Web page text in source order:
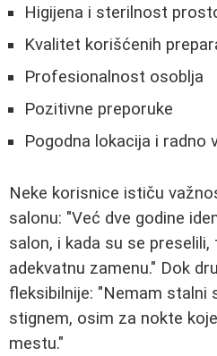
Higijena i sterilnost
Kvalitet korišćenih
Profesionalnost osoblja
Pozitivne preporuke
Pogodna lokacija i radno
Neke korisnice ističu
salonu: "Već dve godine
salon, i kada su se
adekvatnu zamenu." Dok
fleksibilnije: "Nemam stalni
stignem, osim za nokte
mestu."